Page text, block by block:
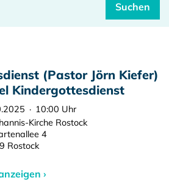
(Pastor Jörn Kiefer)
Kindergottesdienst
· 10:00 Uhr
Kirche Rostock
4
Rostock
›